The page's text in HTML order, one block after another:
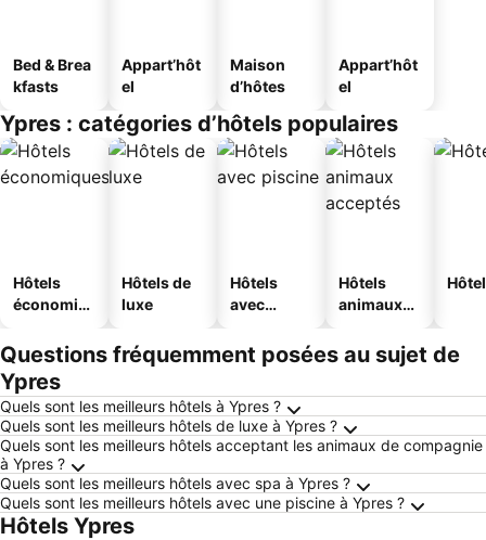
Bed & Brea
kfasts
Appart’hôt
el
Maison
d’hôtes
Appart’hôt
el
Ypres : catégories d’hôtels populaires
Hôtels
économiq
Hôtels de
luxe
Hôtels
avec
Hôtels
animaux
Questions fréquemment posées au sujet de
Ypres
Quels sont les meilleurs hôtels à Ypres ?
Quels sont les meilleurs hôtels de luxe à Ypres ?
Quels sont les meilleurs hôtels acceptant les animaux de compagnie
à Ypres ?
Quels sont les meilleurs hôtels avec spa à Ypres ?
Quels sont les meilleurs hôtels avec une piscine à Ypres ?
Hôtels Ypres